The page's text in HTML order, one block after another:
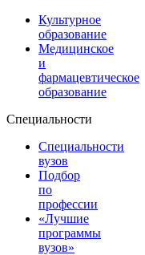
Культурное
образование
Медицинское
и
фармацевтическое
образование
Специальности
Специальности
вузов
Подбор
по
профессии
«Лучшие
программы
вузов»